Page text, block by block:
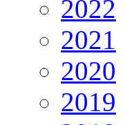
2022
2021
2020
2019